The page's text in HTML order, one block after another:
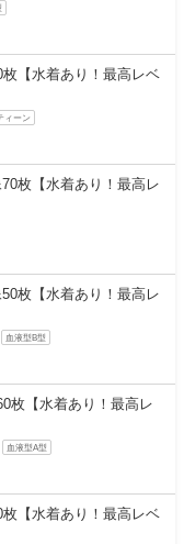
枚【水着あり！最高レベ
ィーン
枚【水着あり！最高レ
枚【水着あり！最高レ
血液型B型
枚【水着あり！最高レ
血液型A型
【水着あり！最高レベ